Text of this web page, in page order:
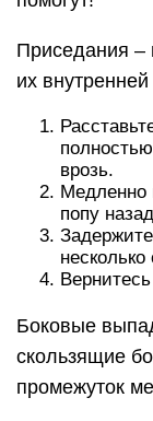
Приседания –
их внутренней
врозь.
Медленно
попу
несколько
Боковые
скользящие
промежуток